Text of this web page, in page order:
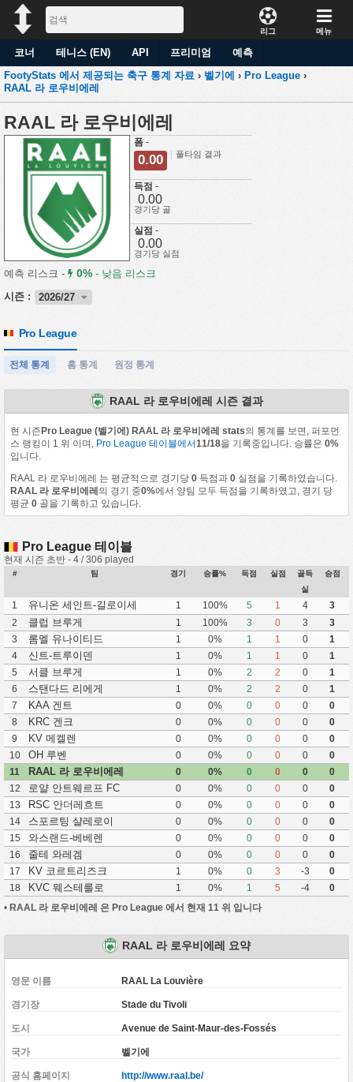
리그 메뉴
코너 테니스 (EN) API 프리미엄
예측
FootyStats 에서 제공되는 축구 통계 자료 › 벨기에 › Pro League ›
RAAL 라 로우비에레
RAAL 라 로우비에레
폼 -
0.00 풀타임 결과
득점 -
0.00
경기당 골
실점 -
0.00
경기당 실점
예측 리스크 - 0% - 낮음 리스크
시즌 :
2026/27
Pro League
전체 통계 홈 통계 원정 통계
RAAL 라 로우비에레 시즌 결과
현 시즌 Pro League (벨기에) RAAL 라 로우비에레 stats의 통계를 보면, 퍼포먼
스 랭킹이 1 위 이며,
Pro League 테이블에서11/18을 기록중입니다. 승률은0%
입니다.
RAAL 라 로우비에레 는 평균적으로 경기당0 득점과0 실점을 기록하였습니다.
RAAL 라 로우비에레의 경기 중0%에서 양팀 모두 득점을 기록하였고, 경기 당
평균0 골을 기록하고 있습니다.
Pro League 테이블
현재 시즌 초반 - 4 / 306 played
# 팀 경기 승률% 득점 실점
골득
실
승점
1 유니온 세인트-길로이세 1 100% 5 1 4
3
2
클럽 브루게 1 100% 3 0 3
3
3
롬멜 유나이티드 1 0% 1 1 0
1
4
신트-트루이덴 1 0% 1 1 0
1
5
서클 브루게 1 0% 2 2 0
1
6
스탠다드 리에게 1 0% 2 2 0
1
7
KAA 겐트 0 0% 0 0 0
0
8
KRC 겐크 0 0% 0 0 0
0
9
KV 메켈렌 0 0% 0 0 0
0
10
OH 루벤 0 0% 0 0 0
0
11
RAAL 라 로우비에레 0 0% 0 0 0
0
12
로얄 안트웨르프 FC 0 0% 0 0 0
0
13
RSC 안더레흐트 0 0% 0 0 0
0
14
스포르팅 샬레로이 0 0% 0 0 0
0
15
와스랜드-베베렌 0 0% 0 0 0
0
16
줄테 와레겜 0 0% 0 0 0
0
17
KV 코르트리즈크 1 0% 0 3 -3
0
18
KVC 웨스테를로 1 0% 1 5 -4
0
• RAAL 라 로우비에레 은 Pro League 에서 현재 11 위 입니다
RAAL 라 로우비에레 요약
영문 이름 RAAL La Louvière
경기장 Stade du Tivoli
도시 Avenue de Saint-Maur-des-Fossés
국가 벨기에
공식 홈페이지 http://www.raal.be/